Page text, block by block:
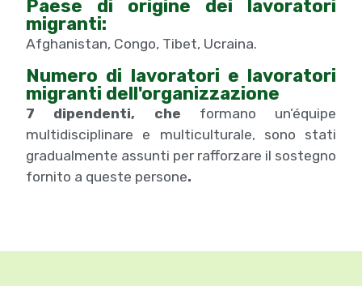
Paese di origine dei lavoratori
migranti:
Afghanistan, Congo, Tibet, Ucraina.
Numero di lavoratori e lavoratori
migranti dell'organizzazione
7 dipendenti, che formano un’équipe
multidisciplinare e multiculturale, sono stati
gradualmente assunti per rafforzare il sostegno
fornito a queste persone.